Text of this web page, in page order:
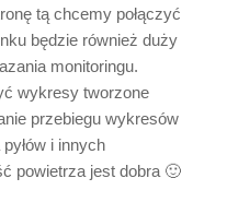
tą chcemy połączyć
będzie również duży
monitoringu.
wykresy tworzone
przebiegu wykresów
i innych
powietrza jest dobra 🙂